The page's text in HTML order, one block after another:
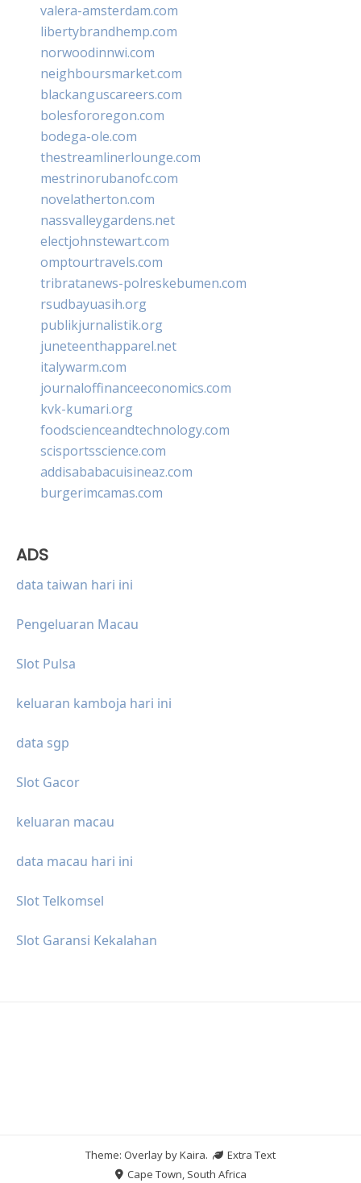
valera-amsterdam.com
libertybrandhemp.com
norwoodinnwi.com
neighboursmarket.com
blackanguscareers.com
bolesfororegon.com
bodega-ole.com
thestreamlinerlounge.com
mestrinorubanofc.com
novelatherton.com
nassvalleygardens.net
electjohnstewart.com
omptourtravels.com
tribratanews-polreskebumen.com
rsudbayuasih.org
publikjurnalistik.org
juneteenthapparel.net
italywarm.com
journaloffinanceeconomics.com
kvk-kumari.org
foodscienceandtechnology.com
scisportsscience.com
addisababacuisineaz.com
burgerimcamas.com
ADS
data taiwan hari ini
Pengeluaran Macau
Slot Pulsa
keluaran kamboja hari ini
data sgp
Slot Gacor
keluaran macau
data macau hari ini
Slot Telkomsel
Slot Garansi Kekalahan
Theme: Overlay byKaira.
Extra Text
Cape Town, South Africa